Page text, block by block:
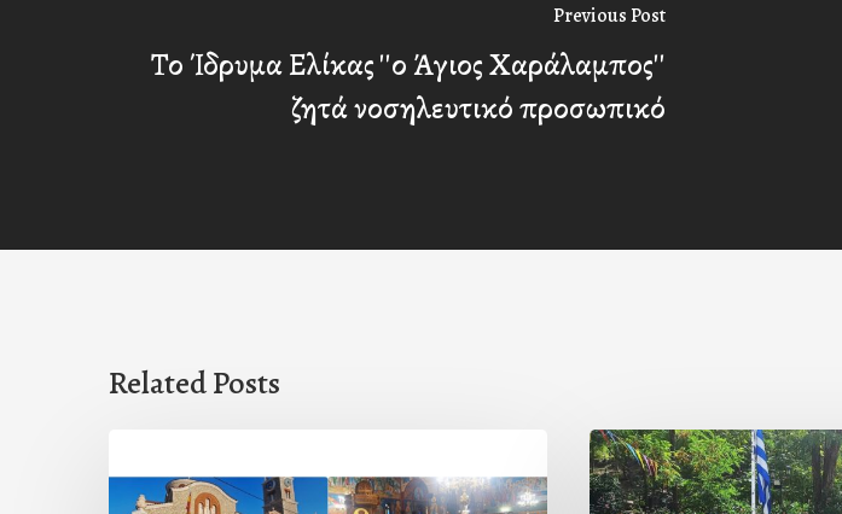
Previous Post
Το Ίδρυμα Ελίκας ''ο Άγιος Χαράλαμπος''
ζητά νοσηλευτικό προσωπικό
Related Posts
εορτή
Με
την